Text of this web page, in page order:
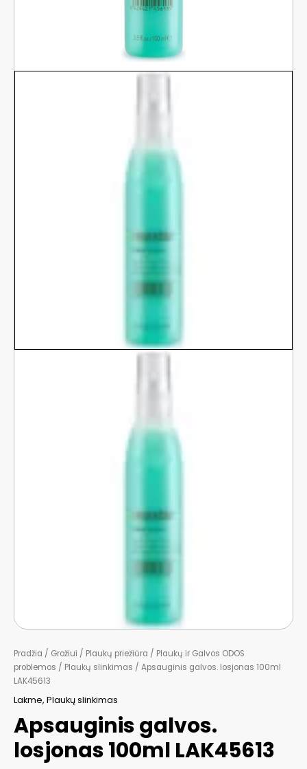
Pradžia / Grožiui / Plaukų priežiūra / Plaukų ir Galvos ODOS
problemos / Plaukų slinkimas / Apsauginis galvos. losjonas 100ml
LAK45613
Lakme, Plaukų slinkimas
Apsauginis galvos.
losjonas 100ml LAK45613